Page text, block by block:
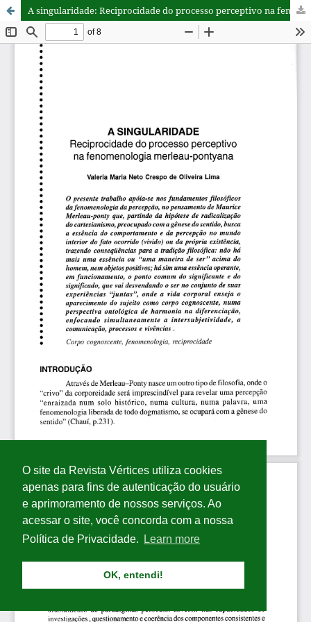
O site da Revista Vértices utiliza cookies
apenas para fins de autenticação do usuário
e aprimoramento de nossos serviços. Ao
acessar o site, você concorda com a nossa
Política de Privacidade.
Learn more
OK, entendi!
A singularidade: Reciprocidade do processo perceptivo na fenomenologia merleau-pontyana